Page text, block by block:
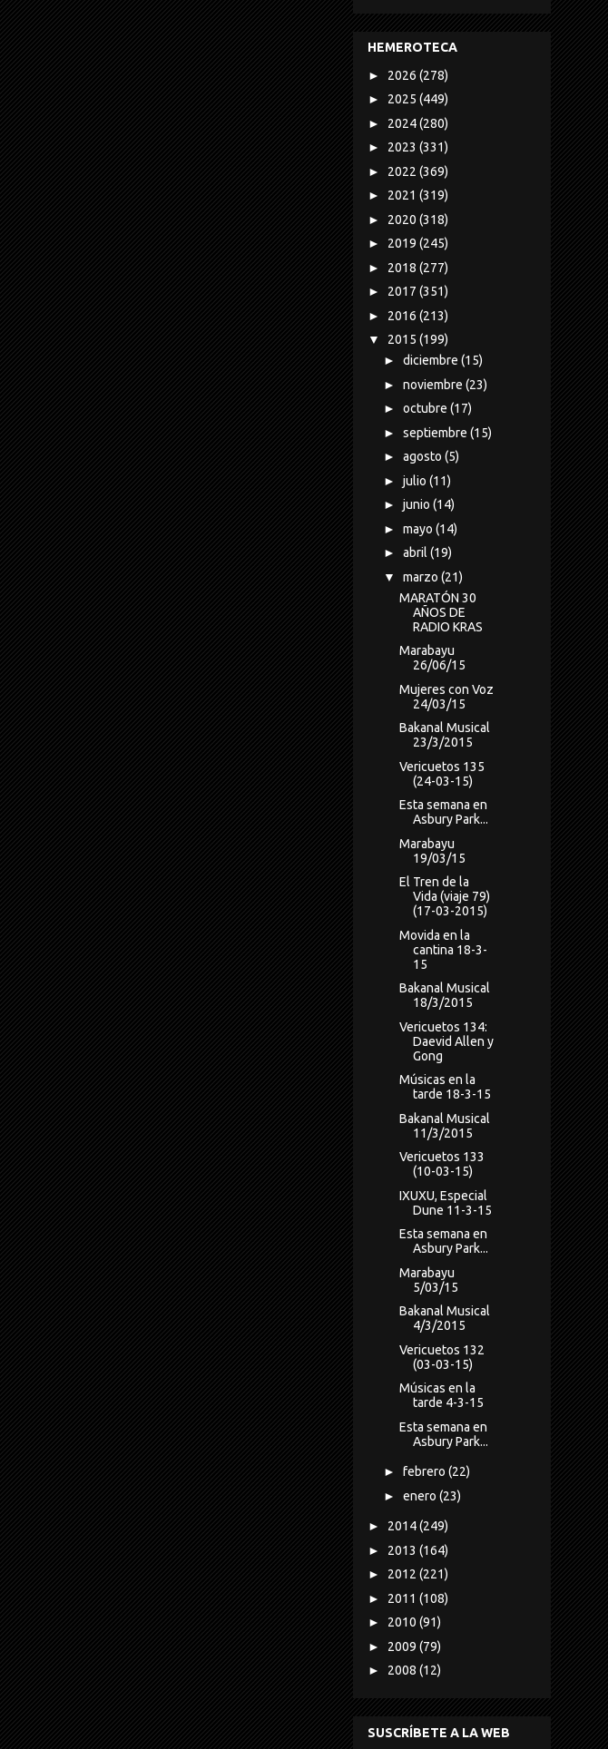
HEMEROTECA
► 2026 (278)
► 2025 (449)
► 2024(280)
► 2023 (331)
► 2022 (369)
► 2021 (319)
► 2020 (318)
► 2019 (245)
► 2018 (277)
► 2017 (351)
► 2016 (213)
▼ 2015 (199)
► diciembre (15)
► noviembre (23)
► octubre (17)
► septiembre (15)
► agosto (5)
► julio (11)
► junio (14)
► mayo (14)
► abril (19)
▼ marzo (21)
MARATÓN 30
AÑOS DE
RADIO KRAS
Marabayu
26/06/15
Mujeres con Voz
24/03/15
Bakanal Musical
23/3/2015
Vericuetos 135
(24-03-15)
Esta semana en
Asbury Park...
Marabayu
19/03/15
El Tren de la
Vida (viaje 79)
(17-03-2015)
Movida en la
cantina 18-3-
15
Bakanal Musical
18/3/2015
Vericuetos 134:
Daevid Allen y
Gong
Músicas en la
tarde 18-3-15
Bakanal Musical
11/3/2015
Vericuetos 133
(10-03-15)
IXUXU, Especial
Dune 11-3-15
Esta semana en
Asbury Park...
Marabayu
5/03/15
Bakanal Musical
4/3/2015
Vericuetos 132
(03-03-15)
Músicas en la
tarde 4-3-15
Esta semana en
Asbury Park...
► febrero (22)
► enero (23)
► 2014(249)
► 2013 (164)
► 2012 (221)
► 2011 (108)
► 2010 (91)
► 2009 (79)
► 2008 (12)
SUSCRÍBETE A LA WEB